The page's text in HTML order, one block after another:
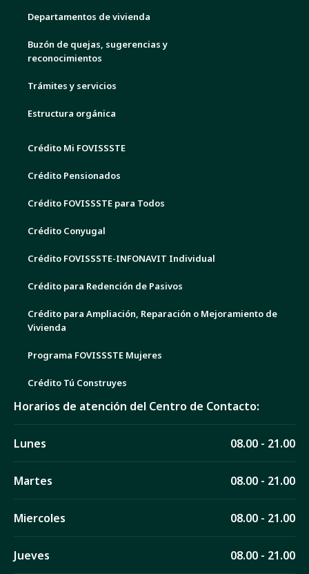
Departamentos de vivienda
Buzón de quejas, sugerencias y
reconocimientos
Trámites y servicios
Estructura orgánica
Crédito Mi FOVISSSTE
Crédito Pensionados
Crédito FOVISSSTE para Todos
Crédito Conyugal
Crédito FOVISSSTE-INFONAVIT Individual
Crédito para Redención de Pasivos
Crédito para Ampliación, Reparación o Mejoramiento de
Vivienda
Programa FOVISSSTE Mujeres
Crédito Tú Construyes
Horarios de atención del Centro de Contacto:
Lunes 08.00 - 21.00
Martes 08.00 - 21.00
Miercoles 08.00 - 21.00
Jueves 08.00 - 21.00